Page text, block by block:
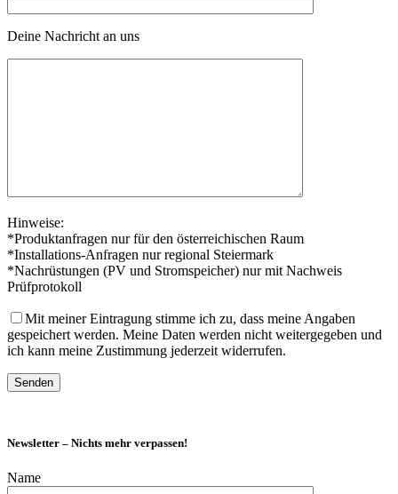
Deine Nachricht an uns
Hinweise:
*Produktanfragen nur für den österreichischen Raum
*Installations-Anfragen nur regional Steiermark
*Nachrüstungen (PV und Stromspeicher) nur mit Nachweis
Prüfprotokoll
Mit meiner Eintragung stimme ich zu, dass meine Angaben
gespeichert werden. Meine Daten werden nicht weitergegeben und
ich kann meine Zustimmung jederzeit widerrufen.
Newsletter – Nichts mehr verpassen!
Name